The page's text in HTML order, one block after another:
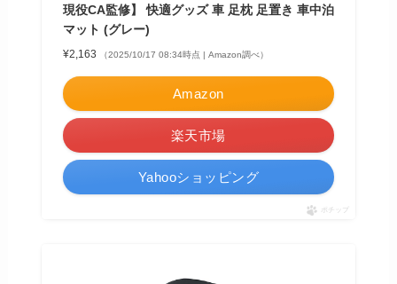
現役CA監修】 快適グッズ 車 足枕 足置き 車中泊
マット (グレー)
¥2,163 （2025/10/17 08:34時点 | Amazon調べ）
Amazon
楽天市場
Yahooショッピング
ポチップ